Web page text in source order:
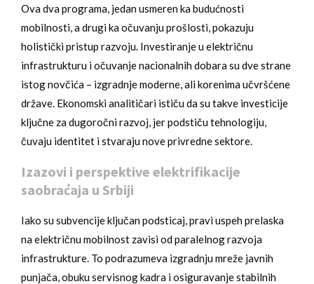
Ova dva programa, jedan usmeren ka budućnosti
mobilnosti, a drugi ka očuvanju prošlosti, pokazuju
holistički pristup razvoju. Investiranje u električnu
infrastrukturu i očuvanje nacionalnih dobara su dve strane
istog novčića – izgradnje moderne, ali korenima učvršćene
države. Ekonomski analitičari ističu da su takve investicije
ključne za dugoročni razvoj, jer podstiču tehnologiju,
čuvaju identitet i stvaraju nove privredne sektore.
Izazovi i perspektive elektrifikacije
saobraćaja u Srbiji
Iako su subvencije ključan podsticaj, pravi uspeh prelaska
na električnu mobilnost zavisi od paralelnog razvoja
infrastrukture. To podrazumeva izgradnju mreže javnih
punjača, obuku servisnog kadra i osiguravanje stabilnih